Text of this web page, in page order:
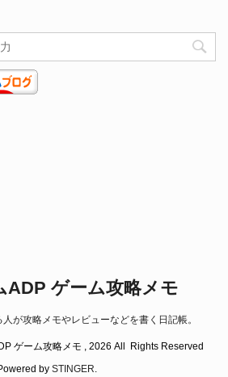
ADP ゲーム攻略メモ
が攻略メモやレビューなどを書く日記帳。
ゲーム攻略メモ , 2026 All Rights Reserved
by STINGER